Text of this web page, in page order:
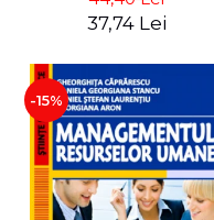
37,74 Lei
-15%